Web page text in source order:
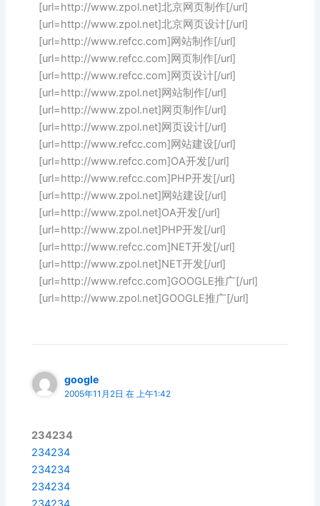
[url=http://www.zpol.net]北京网页制作[/url]
[url=http://www.zpol.net]北京网页设计[/url]
[url=http://www.refcc.com]网站制作[/url]
[url=http://www.refcc.com]网页制作[/url]
[url=http://www.refcc.com]网页设计[/url]
[url=http://www.zpol.net]网站制作[/url]
[url=http://www.zpol.net]网页制作[/url]
[url=http://www.zpol.net]网页设计[/url]
[url=http://www.refcc.com]网站建设[/url]
[url=http://www.refcc.com]OA开发[/url]
[url=http://www.refcc.com]PHP开发[/url]
[url=http://www.zpol.net]网站建设[/url]
[url=http://www.zpol.net]OA开发[/url]
[url=http://www.zpol.net]PHP开发[/url]
[url=http://www.refcc.com]NET开发[/url]
[url=http://www.zpol.net]NET开发[/url]
[url=http://www.refcc.com]GOOGLE推广[/url]
[url=http://www.zpol.net]GOOGLE推广[/url]
google
2005年11月2日 在 上午1:42
234234
234234
234234
234234